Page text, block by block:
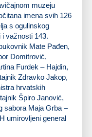
muzeju
imena svih 126
s ogulinskog
važnosti 143.
Mate Pađen,
Domitrović,
Furdek – Hajdin,
Zdravko Jakop,
hrvatskih
Špiro Janović,
sabora Maja Grba –
umirovljeni general